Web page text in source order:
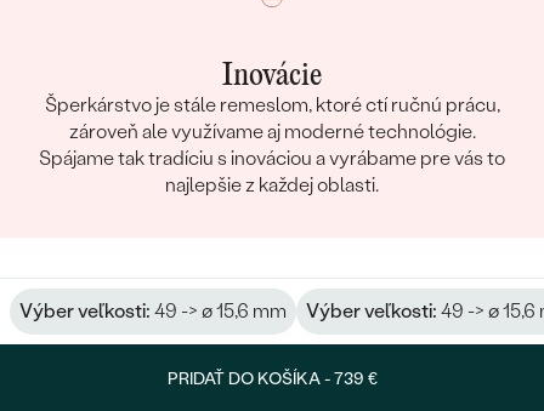
Inovácie
Šperkárstvo je stále remeslom, ktoré ctí ručnú prácu,
zároveň ale využívame aj moderné technológie.
Spájame tak tradíciu s inováciou a vyrábame pre vás to
najlepšie z každej oblasti.
Výber veľkosti: 49 -> ø 15,6 mm Výber veľkosti: 49 -> ø 15,6
PRIDAŤ DO KOŠÍKA -739 €